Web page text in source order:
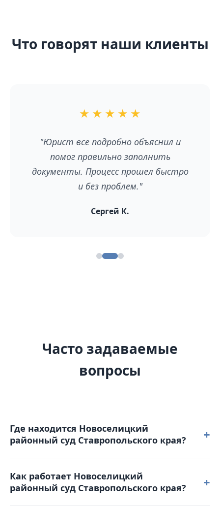
Что говорят наши клиенты
★ ★ ★ ★ ★
"Юрист все подробно объяснил и
помог правильно заполнить
документы. Процесс прошел быстро
и без проблем."
Сергей К.
Часто задаваемые
вопросы
Где находится Новоселицкий
районный суд Ставропольского края?
+
края расположен по адресу: 356350,
Ставропольский край, с. Новоселицкое,
ул. Школьная, д. 8.
Как работает Новоселицкий
районный суд Ставропольского края?
+